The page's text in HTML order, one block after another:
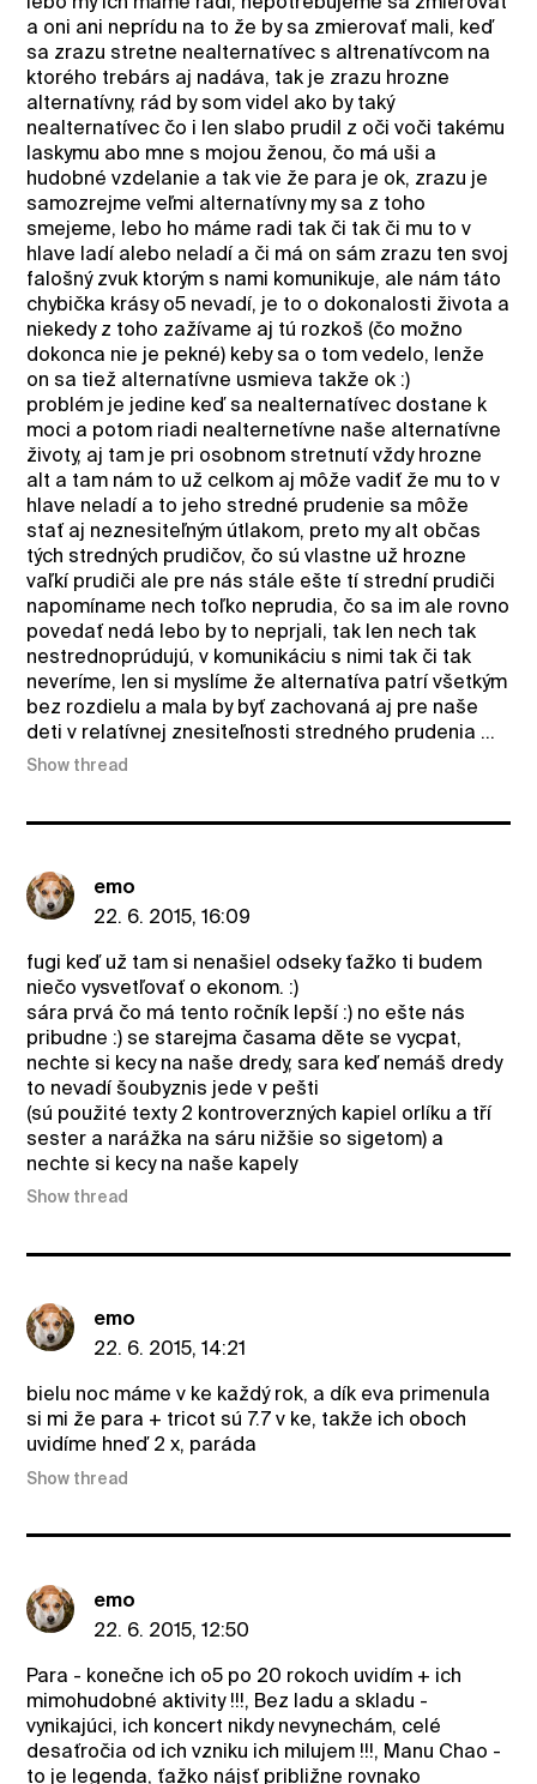
a oni ani neprídu na to že by sa zmierovať mali, keď
sa zrazu stretne nealternatívec s altrenatívcom na
ktorého trebárs aj nadáva, tak je zrazu hrozne
alternatívny, rád by som videl ako by taký
nealternatívec čo i len slabo prudil z oči voči takému
laskymu abo mne s mojou ženou, čo má uši a
hudobné vzdelanie a tak vie že para je ok, zrazu je
samozrejme veľmi alternatívny my sa z toho
smejeme, lebo ho máme radi tak či tak či mu to v
hlave ladí alebo neladí a či má on sám zrazu ten svoj
falošný zvuk ktorým s nami komunikuje, ale nám táto
chybička krásy o5 nevadí, je to o dokonalosti života a
niekedy z toho zažívame aj tú rozkoš (čo možno
dokonca nie je pekné) keby sa o tom vedelo, lenže
on sa tiež alternatívne usmieva takže ok :)
problém je jedine keď sa nealternatívec dostane k
moci a potom riadi nealternetívne naše alternatívne
životy, aj tam je pri osobnom stretnutí vždy hrozne
alt a tam nám to už celkom aj môže vadiť že mu to v
hlave neladí a to jeho stredné prudenie sa môže
stať aj neznesiteľným útlakom, preto my alt občas
tých stredných prudičov, čo sú vlastne už hrozne
vaľkí prudiči ale pre nás stále ešte tí strední prudiči
napomíname nech toľko neprudia, čo sa im ale rovno
povedať nedá lebo by to neprjali, tak len nech tak
nestrednoprúdujú, v komunikáciu s nimi tak či tak
neveríme, len si myslíme že alternatíva patrí všetkým
bez rozdielu a mala by byť zachovaná aj pre naše
deti v relatívnej znesiteľnosti stredného prudenia ...
Show thread
emo
22. 6. 2015, 16:09
fugi keď už tam si nenašiel odseky ťažko ti budem
niečo vysvetľovať o ekonom. :)
sára prvá čo má tento ročník lepší :) no ešte nás
pribudne :) se starejma časama děte se vycpat,
nechte si kecy na naše dredy, sara keď nemáš dredy
to nevadí šoubyznis jede v pešti
(sú použité texty 2 kontroverzných kapiel orlíku a tří
sester a narážka na sáru nižšie so sigetom) a
nechte si kecy na naše kapely
Show thread
emo
22. 6. 2015, 14:21
bielu noc máme v ke každý rok, a dík eva primenula
si mi že para + tricot sú 7.7 v ke, takže ich oboch
uvidíme hneď 2 x, paráda
Show thread
emo
22. 6. 2015, 12:50
Para - konečne ich o5 po 20 rokoch uvidím + ich
mimohudobné aktivity !!!, Bez ladu a skladu -
vynikajúci, ich koncert nikdy nevynechám, celé
desaťročia od ich vzniku ich milujem !!!, Manu Chao -
to je legenda, ťažko nájsť približne rovnako